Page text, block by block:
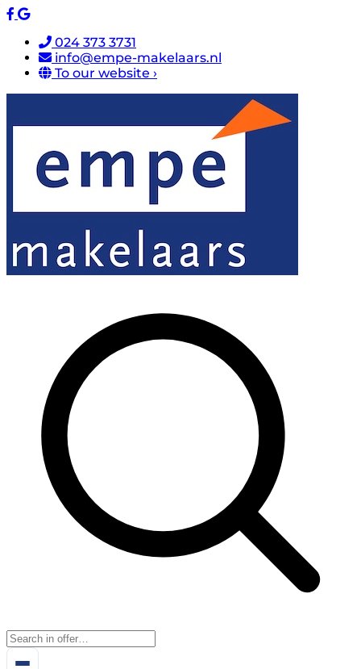
024 373 3731
info@empe-makelaars.nl
To our website ›